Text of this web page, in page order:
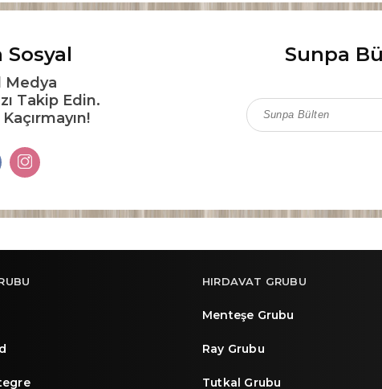
Sosyal
Medya
Takip Edin.
Sunpa
HIRDAVAT GRUBU
Menteşe Grubu
Ray Grubu
Tutkal Grubu